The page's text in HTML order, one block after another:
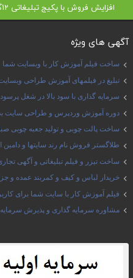
افزایش فروش با پکیج تبلیغاتی 12گانه
آگهی های ویژه
ساخت فیلم آموزش کار با وبسایت شما
تبلیغ در فیلمهای آموزش طراحی
سرمایه گذاری با سود بالا در شغل پرسود
دوره آموزش وردپرس و طراحی سایت
ساخت پالت چوبی و تولید جعبه چوبی
طلاگستر فروش نام رند سایتها و دامین
ساخت تیزر و فیلم تبلیغاتی و آگهی
خریدار لباس و کیف و کمربند عمده و
فیلم آموزش کار با سایت شما برای
مشاوره سرمایه گذاری و پذیرش سرمایه